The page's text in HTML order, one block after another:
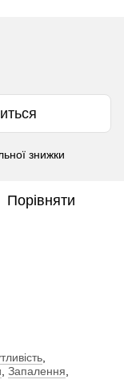
знижки
Порівняти
Запалення